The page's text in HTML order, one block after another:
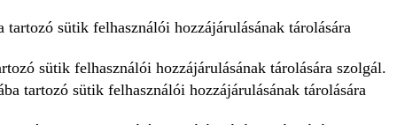
sütik felhasználói hozzájárulásának tárolására
sütik felhasználói hozzájárulásának tárolására szolgál.
tartozó sütik felhasználói hozzájárulásának tárolására